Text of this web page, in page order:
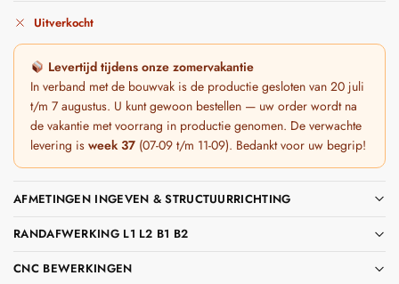
Uitverkocht
Levertijd tijdens onze zomervakantie
In verband met de bouwvak is de productie gesloten van 20 juli
t/m 7 augustus. U kunt gewoon bestellen — uw order wordt na
de vakantie met voorrang in productie genomen. De verwachte
levering is week 37 (07-09 t/m 11-09). Bedankt voor uw begrip!
AFMETINGEN INGEVEN & STRUCTUURRICHTING
RANDAFWERKING L1 L2 B1 B2
CNC BEWERKINGEN